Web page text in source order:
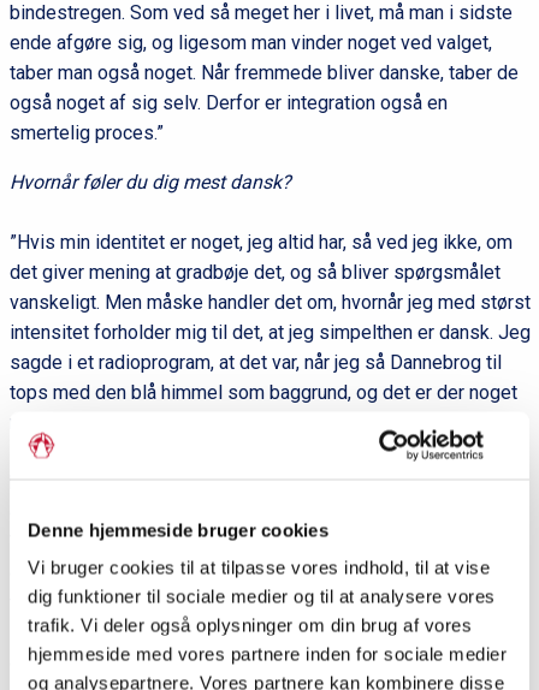
Denne hjemmeside bruger cookies
Vi bruger cookies til at tilpasse vores indhold, til at vise
dig funktioner til sociale medier og til at analysere vores
trafik. Vi deler også oplysninger om din brug af vores
hjemmeside med vores partnere inden for sociale medier
og analysepartnere. Vores partnere kan kombinere disse
bindestregen. Som ved så meget her i livet, må man i sidste
ende afgøre sig, og ligesom man vinder noget ved valget,
taber man også noget. Når fremmede bliver danske, taber de
også noget af sig selv. Derfor er integration også en
smertelig proces.”
Hvornår føler du dig mest dansk?
”Hvis min identitet er noget, jeg altid har, så ved jeg ikke, om
det giver mening at gradbøje det, og så bliver spørgsmålet
vanskeligt. Men måske handler det om, hvornår jeg med størst
intensitet forholder mig til det, at jeg simpelthen er dansk. Jeg
sagde i et radioprogram, at det var, når jeg så Dannebrog til
tops med den blå himmel som baggrund, og det er der noget
rigtig i. Men den erfaring for mig er også knyttet til noget
specielt, nemlig at jeg som FDF'er som barn så mange gange
Vores identitet kan vi forholde os til gennem ritualer bedre
end gennem ord. I dag er dette ritual for mig nok først og
fremmest fællessangen, og vel at mærke den, der vedrører
sange, som udtrykkeligt forholder sig til Danmark og det
danske.”